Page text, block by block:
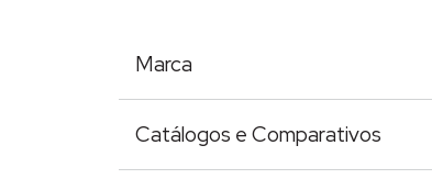
Marca
Catálogos e Comparativos